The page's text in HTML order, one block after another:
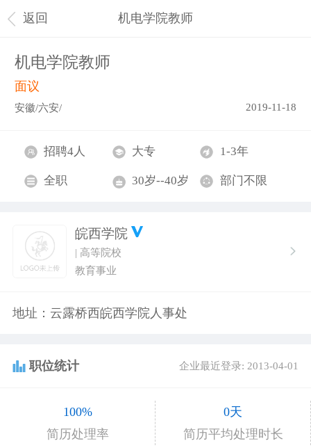
返回 机电学院教师
机电学院教师
面议
安徽/六安/ 2019-11-18
招聘4人 大专 1-3年
全职 30岁--40岁 部门不限
皖西学院
| 高等院校
教育事业
地址：云露桥西皖西学院人事处
职位统计 企业最近登录: 2013-04-01
100%
简历处理率
0天
简历平均处理时长